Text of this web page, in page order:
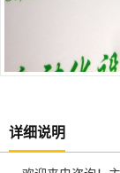
详细说明